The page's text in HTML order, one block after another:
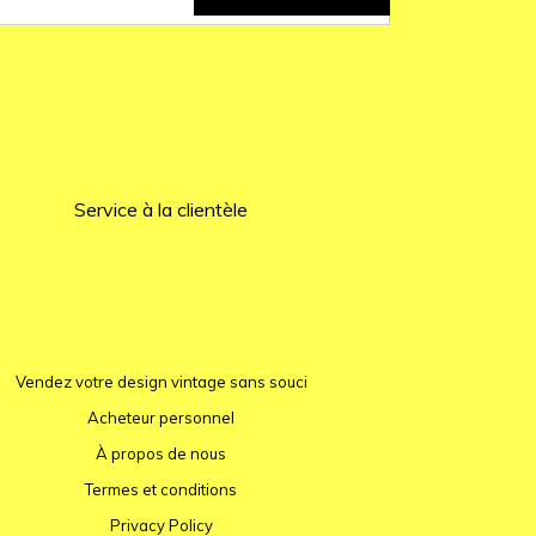
Service à la clientèle
Vendez votre design vintage sans souci
Acheteur personnel
À propos de nous
Termes et conditions
Privacy Policy